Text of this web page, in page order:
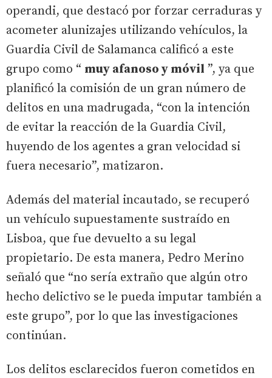
operandi, que destacó por forzar cerraduras y
acometer alunizajes utilizando vehículos, la
Guardia Civil de Salamanca calificó a este
grupo como “ muy afanoso y móvil ”, ya que
planificó la comisión de un gran número de
delitos en una madrugada, “con la intención
de evitar la reacción de la Guardia Civil,
huyendo de los agentes a gran velocidad si
fuera necesario”, matizaron.
Además del material incautado, se recuperó
un vehículo supuestamente sustraído en
Lisboa, que fue devuelto a su legal
propietario. De esta manera, Pedro Merino
señaló que “no sería extraño que algún otro
hecho delictivo se le pueda imputar también a
este grupo”, por lo que las investigaciones
continúan.
Los delitos esclarecidos fueron cometidos en